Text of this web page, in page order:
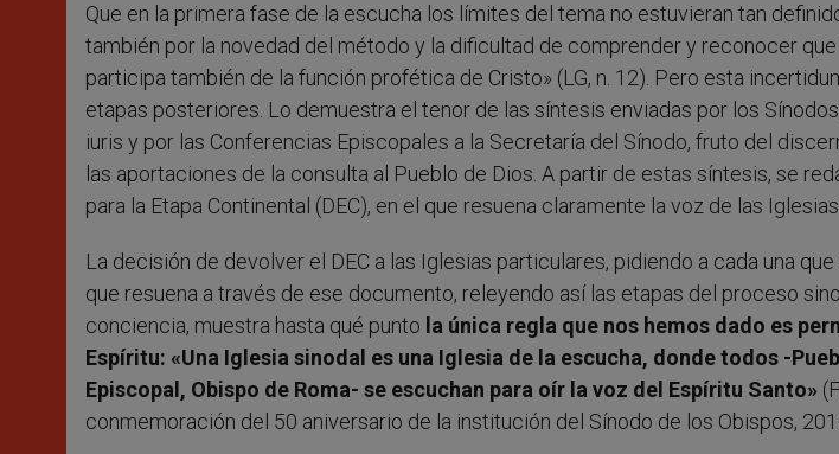
Que en la primera fase de la escucha los límites del tema no estuvieran tan
también por la novedad del método y la dificultad de comprender y reconocer
participa también de la función profética de Cristo» (LG, n. 12). Pero esta
etapas posteriores. Lo demuestra el tenor de las síntesis enviadas por los
iuris y por las Conferencias Episcopales a la Secretaría del Sínodo, fruto del
las aportaciones de la consulta al Pueblo de Dios. A partir de estas síntesis, se
para la Etapa Continental (DEC), en el que resuena claramente la voz de las
La decisión de devolver el DEC a las Iglesias particulares, pidiendo a cada una
que resuena a través de ese documento, releyendo así las etapas del proceso
conciencia, muestra hasta qué punto la única regla que nos hemos dado es
Espíritu: «Una Iglesia sinodal es una Iglesia de la escucha, donde todos -
Episcopal, Obispo de Roma- se escuchan para oír la voz del Espíritu Santo»
conmemoración del 50 aniversario de la institución del Sínodo de los Obispos,